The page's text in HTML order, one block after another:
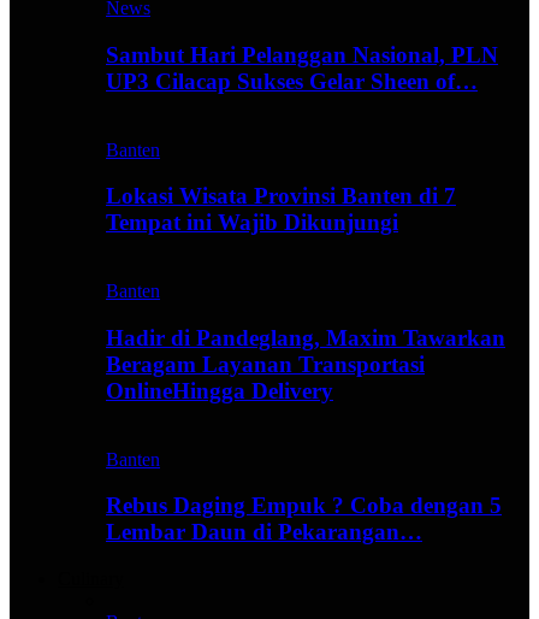
News
Sambut Hari Pelanggan Nasional, PLN
UP3 Cilacap Sukses Gelar Sheen of…
Banten
Lokasi Wisata Provinsi Banten di 7
Tempat ini Wajib Dikunjungi
Banten
Hadir di Pandeglang, Maxim Tawarkan
Beragam Layanan Transportasi
OnlineHingga Delivery
Banten
Rebus Daging Empuk ? Coba dengan 5
Lembar Daun di Pekarangan…